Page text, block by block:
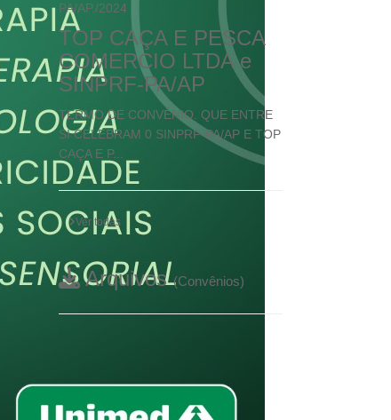
PA/AP./2024
TOP CAÇA E PESCA
COMERCIO LTDA e
SINPRF-PA/AP
TERMO DE CONVÊNIO. QUE ENTRE
SI CELEBRAM 0 SINPRF-PA/AP E TOP
CAÇA E P...
Ver todas
Arquivos(Convênios)